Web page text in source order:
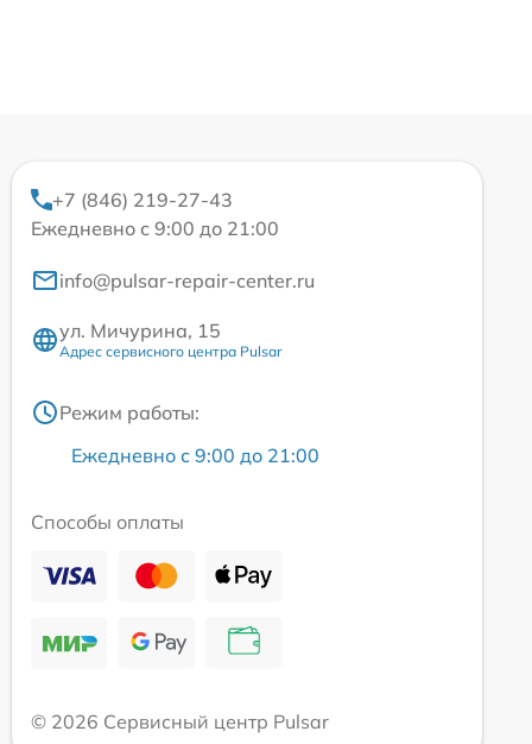
+7 (846) 219-27-43
Ежедневно с 9:00 до 21:00
info@pulsar-repair-center.ru
ул. Мичурина, 15
Адрес сервисного центра Pulsar
Режим работы:
Ежедневно с 9:00 до 21:00
Способы оплаты
© 2026 Сервисный центр Pulsar